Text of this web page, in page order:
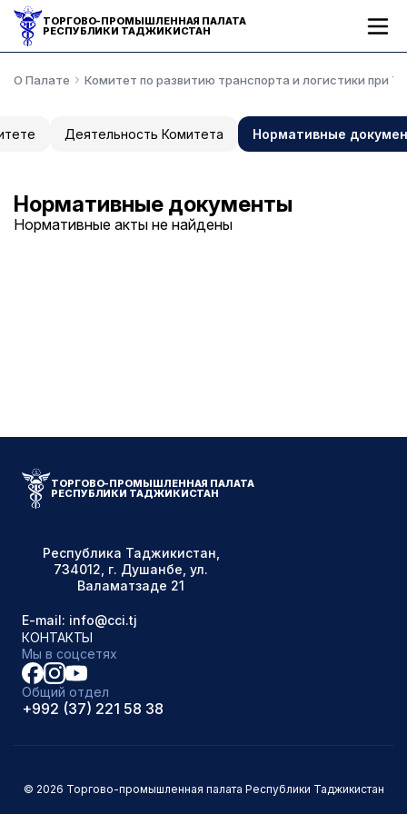
ТОРГОВО-ПРОМЫШЛЕННАЯ ПАЛАТА
РЕСПУБЛИКИ ТАДЖИКИСТАН
О Палате Комитет по развитию транспорта и логистики при
Деятельность Комитета Нормативные
Нормативные документы
Нормативные акты не найдены
ТОРГОВО-ПРОМЫШЛЕННАЯ ПАЛАТА
РЕСПУБЛИКИ ТАДЖИКИСТАН
Республика Таджикистан,
734012, г. Душанбе, ул.
Валаматзаде 21
E-mail: info@cci.tj
КОНТАКТЫ
Мы в соцсетях
Общий отдел
+992 (37) 221 58 38
© 2026 Торгово-промышленная палата Республики Таджикистан